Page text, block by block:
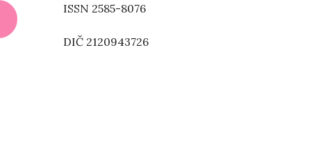
ISSN 2585-8076
DIČ 2120943726